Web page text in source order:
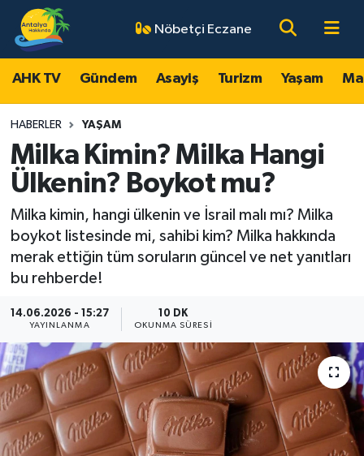
Nöbetçi Eczane
AHK TV Gündem Asayiş Turizm Yaşam
HABERLER YAŞAM
Milka Kimin? Milka Hangi
Ülkenin? Boykot mu?
Milka kimin, hangi ülkenin ve İsrail malı mı? Milka
boykot listesinde mi, sahibi kim? Milka hakkında
merak ettiğin tüm soruların güncel ve net yanıtları
bu rehberde!
14.06.2026 - 15:27
YAYINLANMA
10 DK
OKUNMA SÜRESI
AHK TV
Gündem
Asayiş
Turizm
Yaşam
Magazin
Ekonomi
Spor
Dünya
Resmi Reklamlar
Antalya Nöbetçi Eczaneler
Antalya Hava Durumu
Antalya Namaz Vakitleri
Antalya Trafik Yoğunluk Haritası
Süper Lig Puan Durumu ve Fikstür
Tüm Manşetler
Son Dakika Haberleri
Haber Arşivi